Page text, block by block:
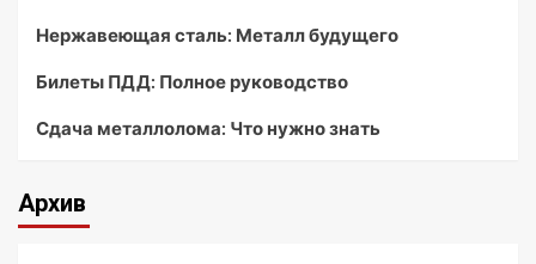
Нержавеющая сталь: Металл будущего
Билеты ПДД: Полное руководство
Сдача металлолома: Что нужно знать
Архив